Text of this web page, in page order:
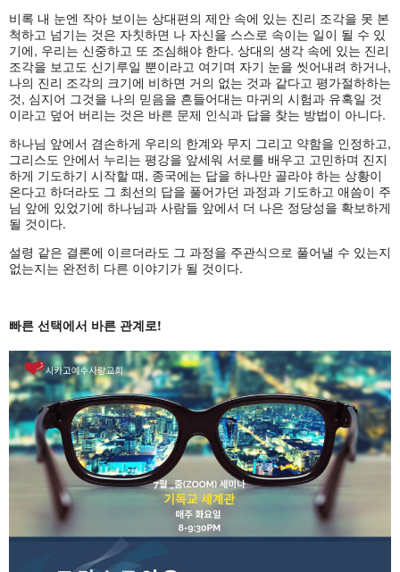
비록 내 눈엔 작아 보이는 상대편의 제안 속에 있는 진리 조각을 못 본
척하고 넘기는 것은 자칫하면 나 자신을 스스로 속이는 일이 될 수 있
기에, 우리는 신중하고 또 조심해야 한다. 상대의 생각 속에 있는 진리
조각을 보고도 신기루일 뿐이라고 여기며 자기 눈을 씻어내려 하거나,
나의 진리 조각의 크기에 비하면 거의 없는 것과 같다고 평가절하하는
것, 심지어 그것을 나의 믿음을 흔들어대는 마귀의 시험과 유혹일 것
이라고 덮어 버리는 것은 바른 문제 인식과 답을 찾는 방법이 아니다.
하나님 앞에서 겸손하게 우리의 한계와 무지 그리고 약함을 인정하고,
그리스도 안에서 누리는 평강을 앞세워 서로를 배우고 고민하며 진지
하게 기도하기 시작할 때, 종국에는 답을 하나만 골라야 하는 상황이
온다고 하더라도 그 최선의 답을 풀어가던 과정과 기도하고 애씀이 주
님 앞에 있었기에 하나님과 사람들 앞에서 더 나은 정당성을 확보하게
될 것이다.
설령 같은 결론에 이르더라도 그 과정을 주관식으로 풀어낼 수 있는지
없는지는 완전히 다른 이야기가 될 것이다.
빠른 선택에서 바른 관계로!